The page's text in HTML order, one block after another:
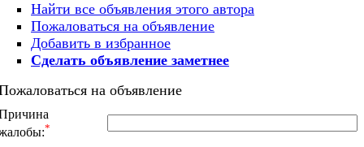
Найти все объявления этого автора
Пожаловаться на объявление
Добавить в избранное
Сделать объявление заметнее
на объявление
*